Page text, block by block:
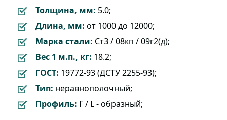
Толщина, мм: 5.0;
Длина, мм: от 1000 до 12000;
Марка стали: СтЗ / 08кп / 09г2(д);
Вес 1 м.п., кг: 18.2;
ГОСТ: 19772-93 (ДСТУ 2255-93);
Тип: неравнополочный;
Профиль: Г / L - образный;